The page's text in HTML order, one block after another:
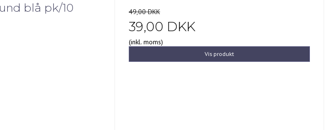
blå pk/10 49,00 DKK
39,00 DKK
(inkl. moms)
Vis produkt